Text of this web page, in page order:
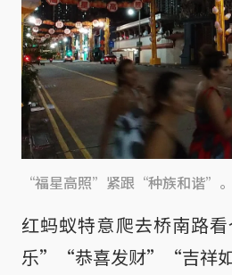
“福星高照”紧跟“种族和谐”。
红蚂蚁特意爬去桥南路
乐”“恭喜发财”“吉祥